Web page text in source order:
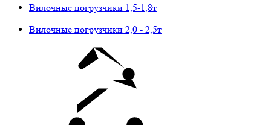
Вилочные погрузчики 1,5-1,8т
Вилочные погрузчики 2,0 - 2,5т